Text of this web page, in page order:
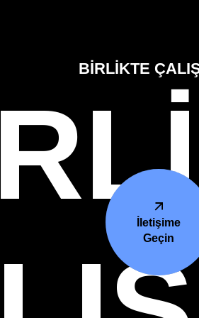
BİRLİKTE
İletişime
Geçin